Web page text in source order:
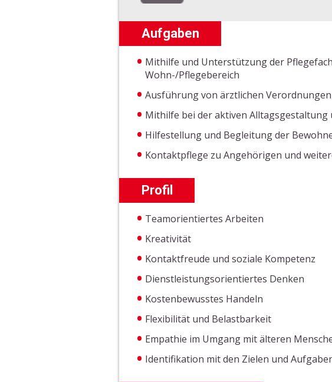
Aufgaben
Mithilfe und Unterstützung der
Wohn-/Pflegebereich
Ausführung von ärztlichen
Mithilfe bei der aktiven
Hilfestellung und Begleitung der
Kontaktpflege zu Angehörigen und
Profil
Teamorientiertes Arbeiten
Kreativität
Kontaktfreude und soziale Kompetenz
Dienstleistungsorientiertes Denken
Kostenbewusstes Handeln
Flexibilität und Belastbarkeit
Empathie im Umgang mit älteren
Identifikation mit den Zielen und